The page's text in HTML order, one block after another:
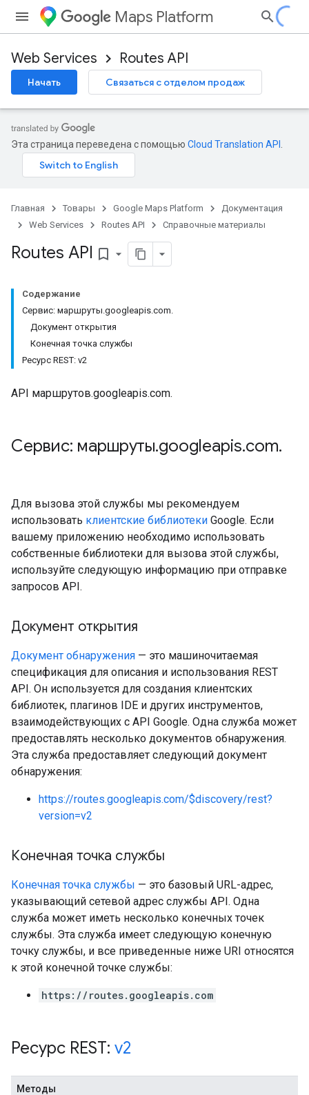
Maps Platform
Web Services Routes API
Начать Связаться с отделом продаж
Эта страница переведена с помощью Cloud Translation API
Главная Товары Google Maps Platform
Документация
Web Services
Routes API Справочные материалы
Routes API bookmark_border
Содержание
Сервис: маршруты.googleapis.com.
Документ открытия
Конечная точка службы
Ресурс REST: v2
API маршрутов.googleapis.com.
Сервис: маршруты.googleapis.com.
Для вызова этой службы мы рекомендуем
использовать клиентские библиотеки Google. Если
вашему приложению необходимо использовать
собственные библиотеки для вызова этой службы,
используйте следующую информацию при отправке
запросов API.
Документ открытия
Документ обнаружения — это машиночитаемая
спецификация для описания и использования REST
API. Он используется для создания клиентских
библиотек, плагинов IDE и других инструментов,
взаимодействующих с API Google. Одна служба может
предоставлять несколько документов обнаружения.
Эта служба предоставляет следующий документ
обнаружения:
https://routes.googleapis.com/$discovery/rest?
version=v2
Конечная точка службы
Конечная точка службы — это базовый URL-адрес,
указывающий сетевой адрес службы API. Одна
служба может иметь несколько конечных точек
службы. Эта служба имеет следующую конечную
точку службы, и все приведенные ниже URI относятся
к этой конечной точке службы:
https://routes.googleapis.com
Ресурс REST: v2
Методы